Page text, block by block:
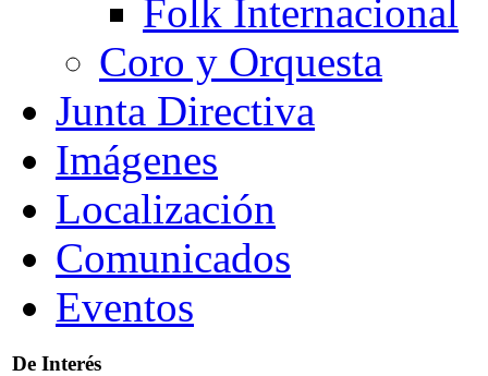
Folk Internacional
Coro y Orquesta
Junta Directiva
Imágenes
Localización
Comunicados
Eventos
De Interés